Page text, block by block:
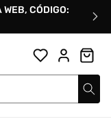
CÓDIGO: